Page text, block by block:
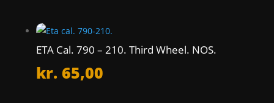
ETA Cal. 790 – 210. Third Wheel. NOS.
kr. 65,00